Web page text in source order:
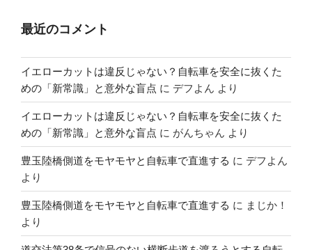
最近のコメント
イエローカットは違反じゃない？自転車を安全に抜くた
めの「新常識」と意外な盲点 に デフよん より
イエローカットは違反じゃない？自転車を安全に抜くた
めの「新常識」と意外な盲点 に がんちゃん より
豊玉陸橋側道をモヤモヤと自転車で直進する に デフよん
より
豊玉陸橋側道をモヤモヤと自転車で直進する に まじか！
より